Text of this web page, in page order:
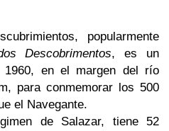
popularmente
Descobrimentos, es un
1960, en el margen del río
para conmemorar los 500
el Navegante.
de Salazar, tiene 52